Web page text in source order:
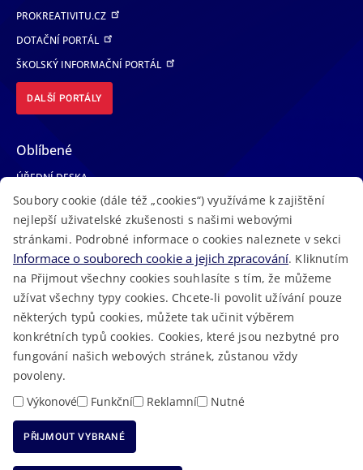
PROKREATIVITU.CZ
DOTAČNÍ PORTÁL
ŠKOLSKÝ INFORMAČNÍ PORTÁL
DALŠÍ PORTÁLY
Oblíbené
ÚŘEDNÍ DESKA
TELEFONNÍ SEZNAM
LÉKAŘSKÁ POHOTOVOST
VOLNÁ MÍSTA
AKTUALITY
2023 © Královéhradecký kraj • Vytvořeno vMacron Software
RSS • Mapa stránek •Cookies Prohlášení o přístupnosti
Soubory cookie (dále též „cookies“) využíváme k zajištění
nejlepší uživatelské zkušenosti s našimi webovými
stránkami. Podrobné informace o cookies naleznete v sekci
Informace o souborech cookie a jejich zpracování. Kliknutím
na Přijmout všechny cookies souhlasíte s tím, že můžeme
užívat všechny typy cookies. Chcete-li povolit užívání pouze
některých typů cookies, můžete tak učinit výběrem
konkrétních typů cookies. Cookies, které jsou nezbytné pro
fungování našich webových stránek, zůstanou vždy
povoleny.
Výkonové
Funkční Reklamní Nutné
PŘIJMOUT VYBRANÉ
ODMÍTNOUT VŠECHNY COOKIES